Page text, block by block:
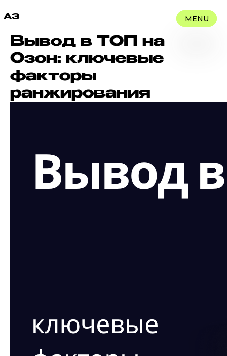
MENU
A3
Вывод в ТОП на
Озон: ключевые
факторы
ранжирования